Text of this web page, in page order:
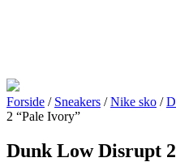
Forside / Sneakers /Nike sko /
2 “Pale Ivory”
Dunk Low Disrupt